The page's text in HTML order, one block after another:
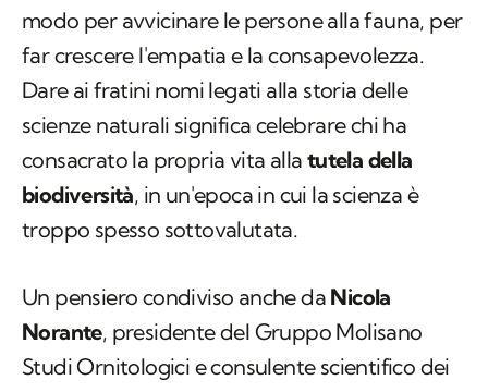
modo per avvicinare le persone alla fauna, per
far crescere l'empatia e la consapevolezza.
Dare ai fratini nomi legati alla storia delle
scienze naturali significa celebrare chi ha
consacrato la propria vita alla tutela della
biodiversità, in un'epoca in cui la scienza è
troppo spesso sottovalutata.
Un pensiero condiviso anche da Nicola
Norante, presidente del Gruppo Molisano
Studi Ornitologici e consulente scientifico dei